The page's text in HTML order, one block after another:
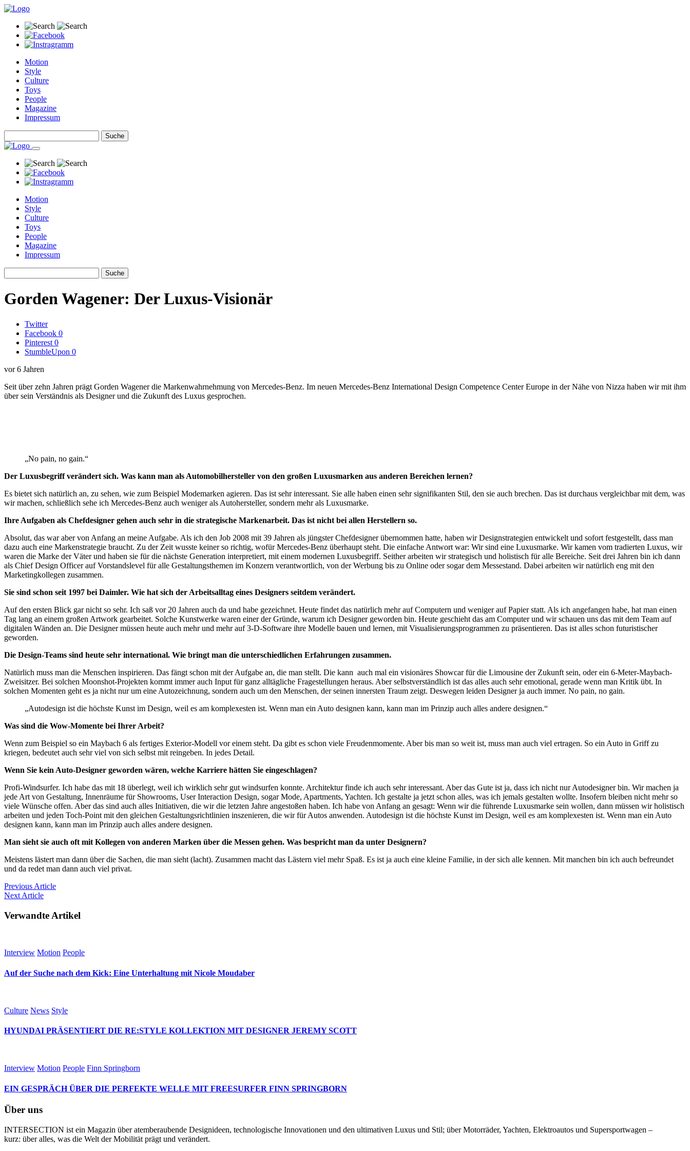
Motion
Style
Culture
Toys
People
Magazine
Impressum
Motion
Style
Culture
Toys
People
Magazine
Impressum
Gorden Wagener: Der Luxus-Visionär
Twitter
Facebook 0
Pinterest 0
StumbleUpon 0
vor 6 Jahren
Seit über zehn Jahren prägt Gorden Wagener die Markenwahrnehmung von Mercedes-Benz. Im neuen Mercedes-Benz International Design Competence Center Europe in der Nähe von Nizza haben wir mit ihm
über sein Verständnis als Designer und die Zukunft des Luxus gesprochen.
„No pain, no gain.“
Der Luxusbegriff verändert sich. Was kann man als Automobilhersteller von den großen Luxusmarken aus anderen Bereichen lernen?
Es bietet sich natürlich an, zu sehen, wie zum Beispiel Modemarken agieren. Das ist sehr interessant. Sie alle haben einen sehr signifikanten Stil, den sie auch brechen. Das ist durchaus vergleichbar mit dem, was
wir machen, schließlich sehe ich Mercedes-Benz auch weniger als Autohersteller, sondern mehr als Luxusmarke.
Ihre Aufgaben als Chefdesigner gehen auch sehr in die strategische Markenarbeit. Das ist nicht bei allen Herstellern so.
Absolut, das war aber von Anfang an meine Aufgabe. Als ich den Job 2008 mit 39 Jahren als jüngster Chefdesignerübernommen hatte, haben wir Designstrategien entwickelt und sofort festgestellt, dass man
dazu auch eine Markenstrategie braucht. Zu der Zeit wusste keiner so richtig, wofür Mercedes-Benz überhaupt steht. Die einfache Antwort war: Wir sind eine Luxusmarke. Wir kamen vom tradierten Luxus, wir
waren die Marke der Väter und haben sie für die nächste Generation interpretiert, mit einem modernen Luxusbegriff. Seither arbeiten wir strategisch und holistisch für alle Bereiche. Seit drei Jahren bin ich dann
als Chief Design Officer auf Vorstandslevel für alle Gestaltungsthemen im Konzern verantwortlich, von der Werbung bis zu Online oder sogar dem Messestand. Dabei arbeiten wir natürlich eng mit den
Marketingkollegen zusammen.
Sie sind schon seit 1997 bei Daimler. Wie hat sich der Arbeitsalltag eines Designers seitdem verändert.
Auf den ersten Blick gar nicht so sehr. Ich saß vor 20 Jahren auch da und habe gezeichnet. Heute findet das natürlich mehr auf Computern und weniger auf Papier statt. Als ich angefangen habe, hat man einen
Tag lang an einem großen Artwork gearbeitet. Solche Kunstwerke waren einer der Gründe, warum ich Designer geworden bin. Heute geschieht das am Computer und wir schauen uns das mit dem Team auf
digitalen Wänden an. Die Designer müssen heute auch mehr und mehr auf 3-D-Software ihre Modelle bauen und lernen, mit Visualisierungsprogrammen zu präsentieren. Das ist alles schon futuristischer
geworden.
Die Design-Teams sind heute sehr international. Wie bringt man die unterschiedlichen Erfahrungen zusammen.
Natürlich muss man die Menschen inspirieren. Das fängt schon mit der Aufgabe an, die man stellt. Die kann auch mal ein visionäres Showcar für die Limousine der Zukunft sein, oder ein 6-Meter-Maybach-
Zweisitzer. Bei solchen Moonshot-Projekten kommt immer auch Input für ganz alltägliche Fragestellungen heraus. Aber selbstverständlich ist das alles auch sehr emotional, gerade wenn man Kritik übt. In
solchen Momenten geht es ja nicht nur um eine Autozeichnung, sondern auch um den Menschen, der seinen innersten Traum zeigt. Deswegen leiden Designer ja auch immer. No pain, no gain.
„Autodesign ist die höchste Kunst im Design, weil es am komplexesten ist. Wenn man ein Auto designen kann, kann man im Prinzip auch alles andere designen.“
Was sind die Wow-Momente bei Ihrer Arbeit?
Wenn zum Beispiel so ein Maybach 6 als fertiges Exterior-Modell vor einem steht. Da gibt es schon viele Freudenmomente. Aber bis man so weit ist, muss man auch viel ertragen. So ein Auto in Griff zu
kriegen, bedeutet auch sehr viel von sich selbst mit reingeben. In jedes Detail.
Wenn Sie kein Auto-Designer geworden wären, welche Karriere hätten Sie eingeschlagen?
Profi-Windsurfer. Ich habe das mit 18 überlegt, weil ich wirklich sehr gut windsurfen konnte. Architektur finde ich auch sehr interessant. Aber das Gute ist ja, dass ich nicht nur Autodesigner bin. Wir machen ja
jede Art von Gestaltung, Innenräume für Showrooms, User Interaction Design, sogar Mode, Apartments, Yachten. Ich gestalte ja jetzt schon alles, was ich jemals gestalten wollte. Insofern bleiben nicht mehr so
viele Wünsche offen. Aber das sind auch alles Initiativen, die wir die letzten Jahre angestoßen haben. Ich habe von Anfang an gesagt: Wenn wir die führende Luxusmarke sein wollen, dann müssen wir holistisch
arbeiten und jeden Toch-Point mit den gleichen Gestaltungsrichtlinien inszenieren, die wir für Autos anwenden. Autodesign ist die höchste Kunst im Design, weil es am komplexesten ist. Wenn man ein Auto
designen kann, kann man im Prinzip auch alles andere designen.
Man sieht sie auch oft mit Kollegen von anderen Marken über die Messen gehen. Was bespricht man da unter Designern?
Meistens lästert man dann über die Sachen, die man sieht (lacht). Zusammen macht das Lästern viel mehr Spaß. Es ist ja auch eine kleine Familie, in der sich alle kennen. Mit manchen bin ich auch befreundet
und da redet man dann auch viel privat.
Previous Article
Next Article
Verwandte Artikel
Interview Motion People
Auf der Suche nach dem Kick: Eine Unterhaltung mit Nicole Moudaber
Culture News Style
HYUNDAI PRÄSENTIERT DIE RE:STYLE KOLLEKTION MIT DESIGNER JEREMY SCOTT
Interview Motion People Finn Springborn
EIN GESPRÄCH ÜBER DIE PERFEKTE WELLE MIT FREESURFER FINN SPRINGBORN
Über uns
INTERSECTION ist ein Magazin über atemberaubende Designideen, technologische Innovationen und den ultimativen Luxus und Stil; über Motorräder, Yachten, Elektroautos und Supersportwagen –
kurz: über alles, was die Welt der Mobilität prägt und verändert.